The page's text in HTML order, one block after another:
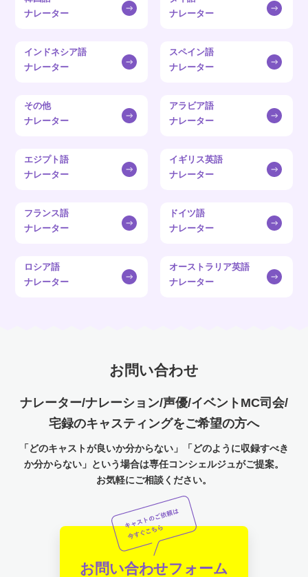
ナレーター
ナレーター
インドネシア語
ナレーター
スペイン語
ナレーター
その他
ナレーター
アラビア語
ナレーター
エジプト語
ナレーター
イギリス英語
ナレーター
フランス語
ナレーター
ドイツ語
ナレーター
ロシア語
ナレーター
オーストラリア英語
ナレーター
お問い合わせ
ナレーター/ナレーション/声優/イベントMC司会/
宅録のキャスティングをご希望の方へ
「どのキャストが良いか分からない」「どのように収録すべき
か分からない」という場合は専任コンシェルジュがご提案。
お気軽にご相談ください。
お問い合わせフォーム